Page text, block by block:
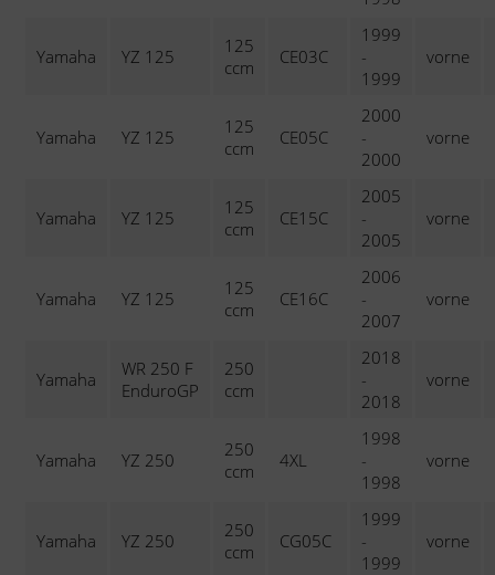
Yamaha YZ 125
125
ccm
CE03C
1999
-
1999
vorne
Yamaha YZ 125
125
ccm
CE05C
2000
-
2000
vorne
Yamaha YZ 125
125
ccm
CE15C
2005
-
2005
vorne
Yamaha YZ 125
125
ccm
CE16C
2006
-
2007
vorne
Yamaha
WR 250 F
EnduroGP
250
ccm
2018
-
2018
vorne
Yamaha YZ 250
250
ccm
4XL
1998
-
1998
vorne
Yamaha YZ 250
250
ccm
CG05C
1999
-
1999
vorne